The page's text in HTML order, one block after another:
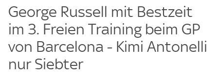
George Russell mit Bestzeit
im 3. Freien Training beim GP
von Barcelona - Kimi Antonelli
nur Siebter